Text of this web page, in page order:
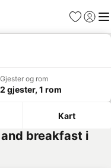
Favoritter
Logg
Gjester og rom
2 gjester, 1 rom
Kart
breakfast i